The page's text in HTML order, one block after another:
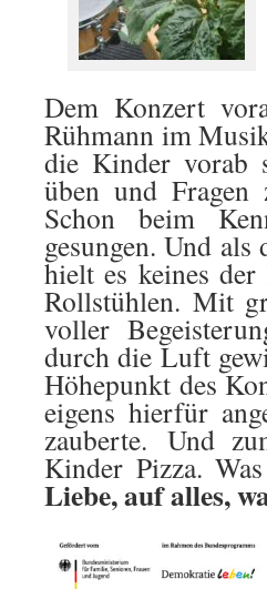
Dem Konzert
Rühmann im
die Kinder vorab
üben und Fragen
Schon beim
gesungen. Und
hielt es keines
Rollstühlen. Mit
voller
durch die Luft
Höhepunkt des
eigens hierfür
zauberte. Und
Kinder Pizza.
Liebe, auf alles,